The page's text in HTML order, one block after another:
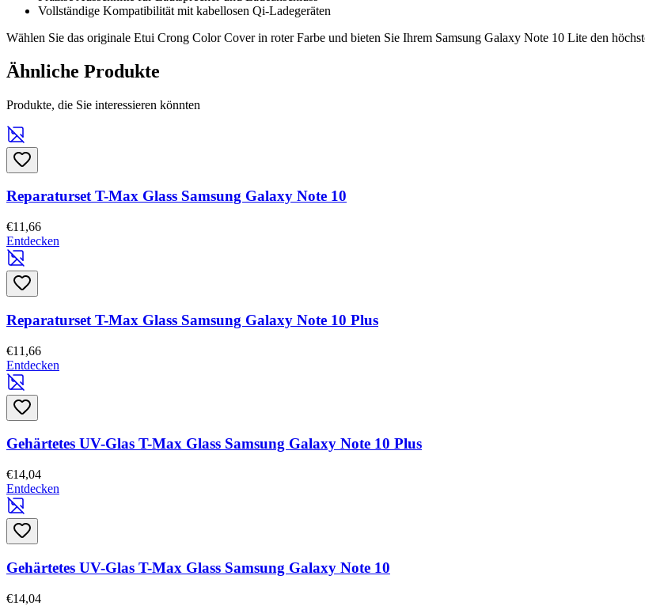
Vollständige Kompatibilität mit kabellosen Qi-Ladegeräten
Wählen Sie das originale Etui Crong Color Cover in roter Farbe und bieten Sie Ihrem Samsung Galaxy Note 10 Lite den
Ähnliche Produkte
Produkte, die Sie interessieren könnten
Reparaturset T-Max Glass Samsung Galaxy Note 10
€11,66
Entdecken
Reparaturset T-Max Glass Samsung Galaxy Note 10 Plus
€11,66
Entdecken
Gehärtetes UV-Glas T-Max Glass Samsung Galaxy Note 10 Plus
€14,04
Entdecken
Gehärtetes UV-Glas T-Max Glass Samsung Galaxy Note 10
€14,04